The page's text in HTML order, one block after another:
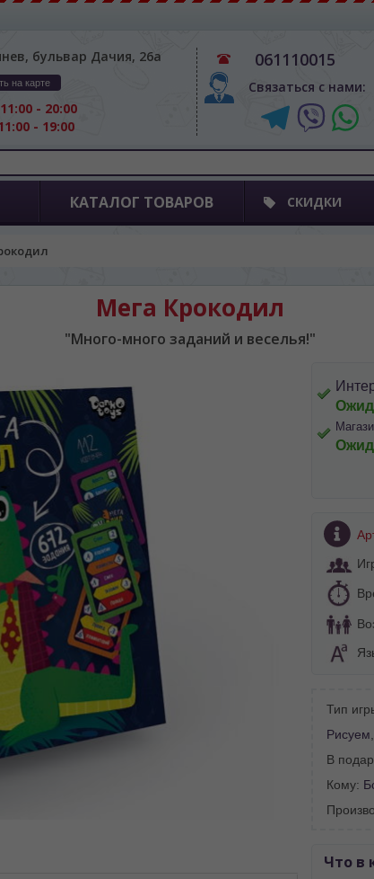
бульвар Дачия, 26а
на карте
- 20:00
- 19:00
061110015
Связаться с нами:
КАТАЛОГ ТОВАРОВ СКИДКИ
Мега Крокодил
"Много-много заданий и веселья!"
Тип
Рисуем
В
Кому:
Что в
ULUI
наш сайт?
site-ul nostru?
сохраним Ваш выбор языка.
vă vom salva alegerea limbii.
то это можно всегда сделать в
страницы.
oricând să faceți asta în colțul din